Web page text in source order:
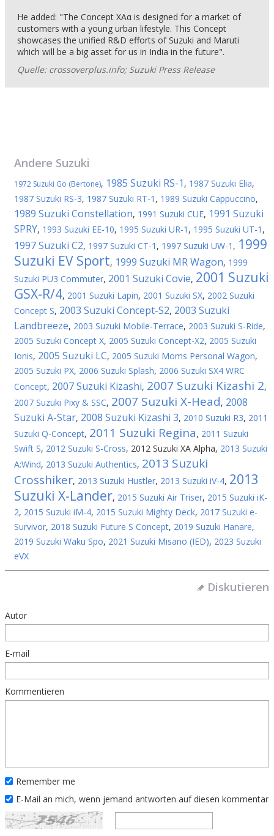
He added: "The Concept XAα is designed for a market of
customers with a young urban lifestyle. This Concept
showcases the unified R&D efforts of Suzuki and Maruti
which will be a big asset for us in India in the future".
Quelle: crossoverplus.info; Suzuki Press Release
Andere Suzuki
1972 Suzuki Go (Bertone), 1985 Suzuki RS-1 , 1987 Suzuki Elia,
1987 Suzuki RS-3, 1987 Suzuki RT-1 , 1989 Suzuki Cappuccino,
1989 Suzuki Constellation, 1991 Suzuki CUE, 1991 Suzuki
SPRY, 1993 Suzuki EE-10, 1995 Suzuki UR-1 , 1995 Suzuki UT-1 ,
1997 Suzuki C2, 1997 Suzuki CT-1 , 1997 Suzuki UW-1 , 1999
Suzuki EV Sport, 1999 Suzuki MR Wagon, 1999
Suzuki PU3 Commuter, 2001 Suzuki Covie, 2001 Suzuki
GSX-R/4, 2001 Suzuki Lapin, 2001 Suzuki SX, 2002 Suzuki
Concept S, 2003 Suzuki Concept-S2, 2003 Suzuki
Landbreeze, 2003 Suzuki Mobile-Terrace, 2003 Suzuki S-Ride,
2005 Suzuki Concept X, 2005 Suzuki Concept-X2, 2005 Suzuki
Ionis, 2005 Suzuki LC, 2005 Suzuki Moms Personal Wagon,
2005 Suzuki PX, 2006 Suzuki Splash, 2006 Suzuki SX4 WRC
Concept, 2007 Suzuki Kizashi, 2007 Suzuki Kizashi 2,
2007 Suzuki Pixy & SSC, 2007 Suzuki X-Head, 2008
Suzuki A-Star, 2008 Suzuki Kizashi 3, 2010 Suzuki R3, 2011
Suzuki Q-Concept, 2011 Suzuki Regina, 2011 Suzuki
Swift S, 2012 Suzuki S-Cross, 2012 Suzuki XA Alpha, 2013 Suzuki
A:Wind, 2013 Suzuki Authentics, 2013 Suzuki
Crosshiker, 2013 Suzuki Hustler, 2013 Suzuki iV-4, 2013
Suzuki X-Lander, 2015 Suzuki Air Triser, 2015 Suzuki iK-
2, 2015 Suzuki iM-4, 2015 Suzuki Mighty Deck, 2017 Suzuki e-
Survivor, 2018 Suzuki Future S Concept, 2019 Suzuki Hanare,
2019 Suzuki Waku Spo, 2021 Suzuki Misano (IED), 2023 Suzuki
eVX
Diskutieren
Autor
E-mail
Kommentieren
Remember me
E-Mail an mich, wenn jemand antworten auf diesen kommentar